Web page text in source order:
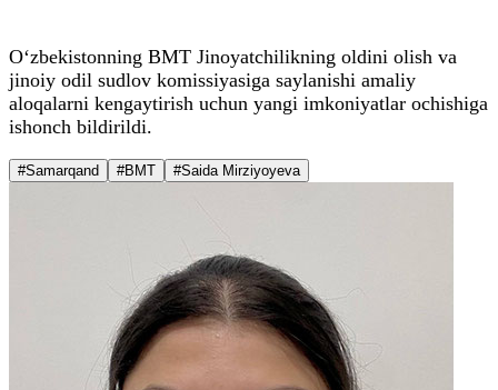
O‘zbekistonning BMT Jinoyatchilikning oldini olish va
jinoiy odil sudlov komissiyasiga saylanishi amaliy
aloqalarni kengaytirish uchun yangi imkoniyatlar ochishiga
ishonch bildirildi.
#Samarqand #BMT #Saida Mirziyoyeva